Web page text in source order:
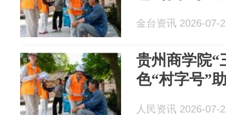
金台资讯 2026-07-
贵州商学院“
色“村字号”
人民资讯 2026-07-